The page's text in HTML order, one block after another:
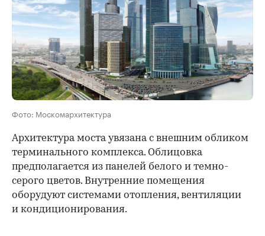
Фото: Москомархитектура
Архитектура моста увязана с внешним обликом
терминального комплекса. Облицовка
предполагается из панелей белого и темно-
серого цветов. Внутренние помещения
оборудуют системами отопления, вентиляции
и кондиционирования.